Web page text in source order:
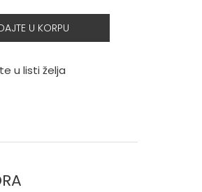
U KORPU
u listi želja